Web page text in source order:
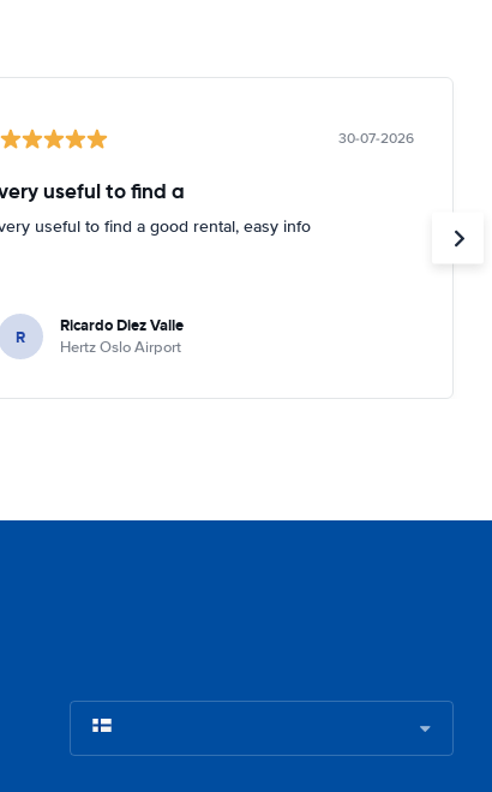
30-07-2026
useful to find a
useful to find a good rental, easy info
R Ricardo Diez Valle
Hertz Oslo Airport